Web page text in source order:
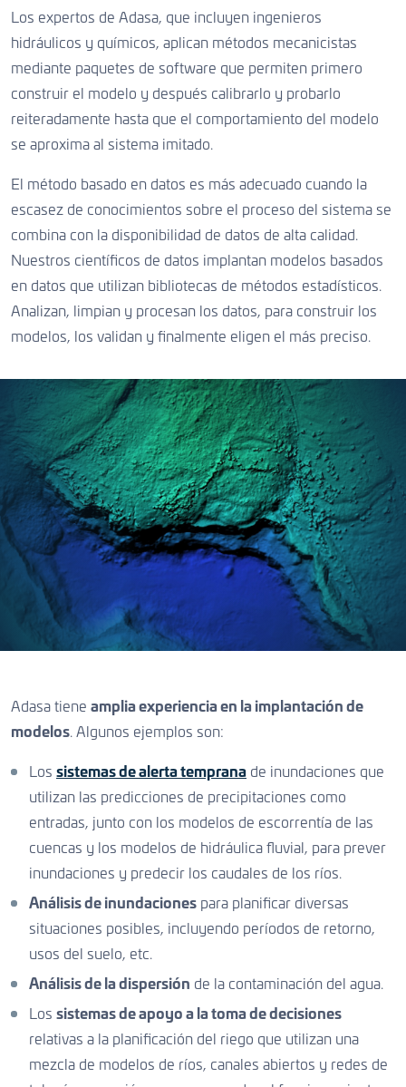
Los expertos de Adasa, que incluyen ingenieros
hidráulicos y químicos, aplican métodos mecanicistas
mediante paquetes de software que permiten primero
construir el modelo y después calibrarlo y probarlo
reiteradamente hasta que el comportamiento del modelo
se aproxima al sistema imitado.
El método basado en datos es más adecuado cuando la
escasez de conocimientos sobre el proceso del sistema se
combina con la disponibilidad de datos de alta calidad.
Nuestros científicos de datos implantan modelos basados
en datos que utilizan bibliotecas de métodos estadísticos.
Analizan, limpian y procesan los datos, para construir los
modelos, los validan y finalmente eligen el más preciso.
Adasa tiene amplia experiencia en la implantación de
modelos. Algunos ejemplos son:
Los sistemas de alerta temprana de inundaciones que
utilizan las predicciones de precipitaciones como
entradas, junto con los modelos de escorrentía de las
cuencas y los modelos de hidráulica fluvial, para prever
inundaciones y predecir los caudales de los ríos.
Análisis de inundaciones para planificar diversas
situaciones posibles, incluyendo períodos de retorno,
usos del suelo, etc.
Análisis de la dispersión de la contaminación del agua.
Los sistemas de apoyo a la toma de decisiones
relativas a la planificación del riego que utilizan una
mezcla de modelos de ríos, canales abiertos y redes de